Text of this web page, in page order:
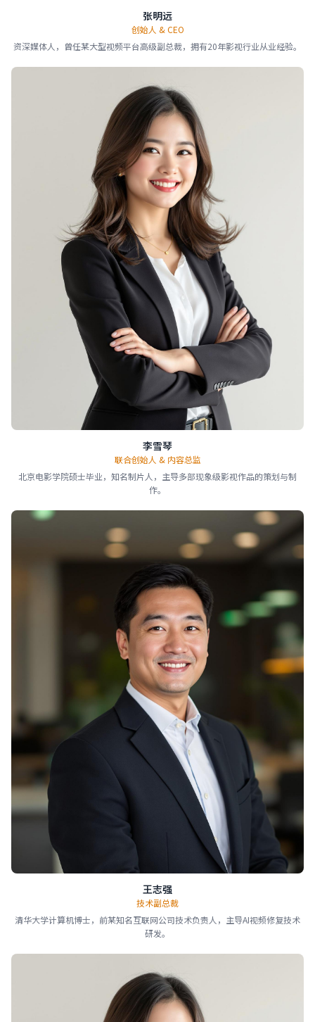
张明远
创始人 & CEO
资深媒体人，曾任某大型视频平台高级副总裁，拥有20年影视行业从业经验。
李雪琴
联合创始人 & 内容总监
北京电影学院硕士毕业，知名制片人，主导多部现象级影视作品的策划与制
作。
王志强
技术副总裁
清华大学计算机博士，前某知名互联网公司技术负责人，主导AI视频修复技术
研发。